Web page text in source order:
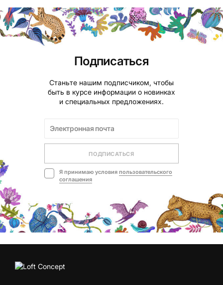
Подписаться
Станьте нашим подписчиком, чтобы
быть в курсе информации о новинках
и специальных предложениях.
ПОДПИСАТЬСЯ
Я принимаю условия пользовательского
соглашения